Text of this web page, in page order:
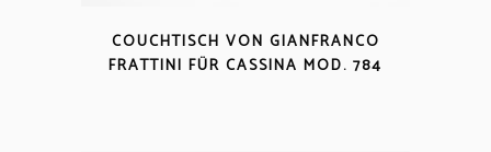
COUCHTISCH VON GIANFRANCO
FRATTINI FÜR CASSINA MOD. 784